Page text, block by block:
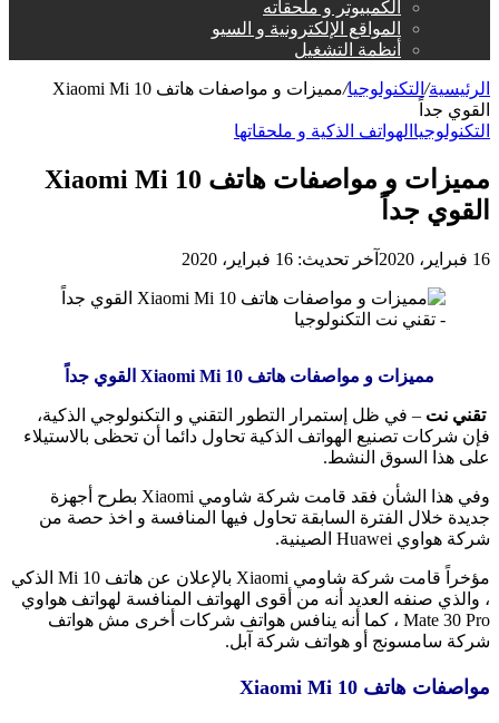
الكمبيوتر و ملحقاته
المواقع الإلكترونية و السيو
أنظمة التشغيل
الرئيسية/ التكنولوجيا/
مميزات و مواصفات هاتف Xiaomi Mi 10
القوي جداً
التكنولوجيا الهواتف الذكية و ملحقاتها
مميزات و مواصفات هاتف Xiaomi Mi 10
القوي جداً
16 فبراير، 2020 آخر تحديث: 16 فبراير، 2020
مميزات و مواصفات هاتف Xiaomi Mi 10 القوي جداً
تقني نت – في ظل إستمرار التطور التقني و التكنولوجي الذكية،
فإن شركات تصنيع الهواتف الذكية تحاول دائما أن تحظى بالاستيلاء
على هذا السوق النشط.
وفي هذا الشأن فقد قامت شركة شاومي Xiaomi بطرح أجهزة
جديدة خلال الفترة السابقة تحاول فيها المنافسة و اخذ حصة من
شركة هواوي Huawei الصينية.
مؤخراً قامت شركة شاومي Xiaomi بالإعلان عن هاتف Mi 10 الذكي
، والذي صنفه العديد أنه من أقوى الهواتف المنافسة لهواتف هواوي
Mate 30 Pro ، كما أنه ينافس هواتف شركات أخرى مش هواتف
شركة سامسونج أو هواتف شركة آبل.
مواصفات هاتف Xiaomi Mi 10